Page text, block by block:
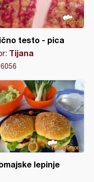
testo - pica
Tijana
6056
lepinje